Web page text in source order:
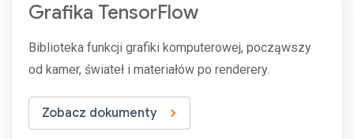
Grafika TensorFlow
Biblioteka funkcji grafiki komputerowej, począwszy
od kamer, świateł i materiałów po renderery.
Zobacz dokumenty